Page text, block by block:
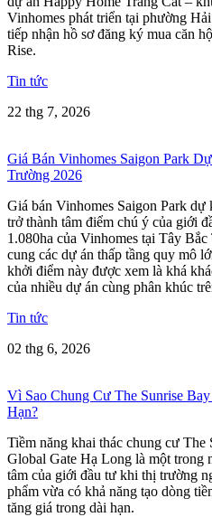
Vinhomes phát triển tại phường
tiếp nhận hồ sơ đăng ký mua căn
Rise.
Tin tức
22 thg 7, 2026
Giá Bán Vinhomes Saigon Park
Trường 2026
Giá bán Vinhomes Saigon Park
trở thành tâm điểm chú ý của giới
1.080ha của Vinhomes tại Tây
cung các dự án thấp tầng quy mô
khởi điểm này được xem là khá
của nhiều dự án cùng phân khúc
Tin tức
02 thg 6, 2026
Vì Sao Chung Cư The Sunrise
Hạn?
Tiềm năng khai thác chung cư
Global Gate Hạ Long là một trong
tâm của giới đầu tư khi thị trường
phẩm vừa có khả năng tạo dòng
tăng giá trong dài hạn.